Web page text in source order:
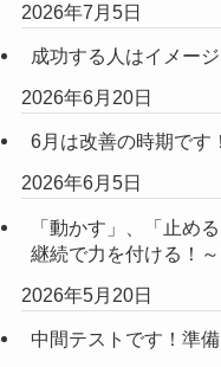
2026年7月5日
成功する人はイメージ
2026年6月20日
6月は改善の時期です！
2026年6月5日
「動かす」、「止め
継続で力を付ける！～
2026年5月20日
中間テストです！準